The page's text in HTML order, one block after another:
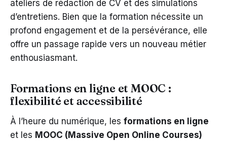
ateliers de rédaction de CV et des simulations
d’entretiens. Bien que la formation nécessite un
profond engagement et de la persévérance, elle
offre un passage rapide vers un nouveau métier
enthousiasmant.
Formations en ligne et MOOC :
flexibilité et accessibilité
À l’heure du numérique, les formations en ligne
et les MOOC (Massive Open Online Courses)